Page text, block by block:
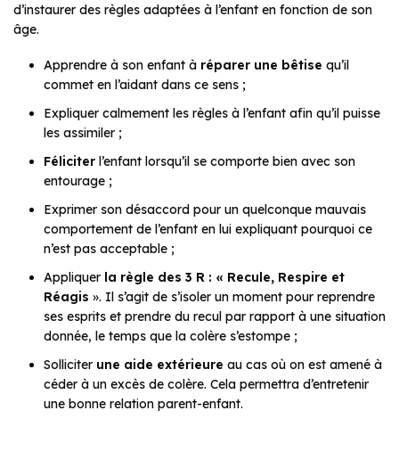
d’instaurer des règles adaptées à l’enfant en fonction de son
âge.
Apprendre à son enfant à réparer une bêtise qu’il
commet en l’aidant dans ce sens ;
Expliquer calmement les règles à l’enfant afin qu’il puisse
les assimiler ;
Féliciter l’enfant lorsqu’il se comporte bien avec son
entourage ;
Exprimer son désaccord pour un quelconque mauvais
comportement de l’enfant en lui expliquant pourquoi ce
n’est pas acceptable ;
Appliquer la règle des 3 R : « Recule, Respire et
Réagis ». Il s’agit de s’isoler un moment pour reprendre
ses esprits et prendre du recul par rapport à une situation
donnée, le temps que la colère s’estompe ;
Solliciter une aide extérieure au cas où on est amené à
céder à un excès de colère. Cela permettra d’entretenir
une bonne relation parent-enfant.